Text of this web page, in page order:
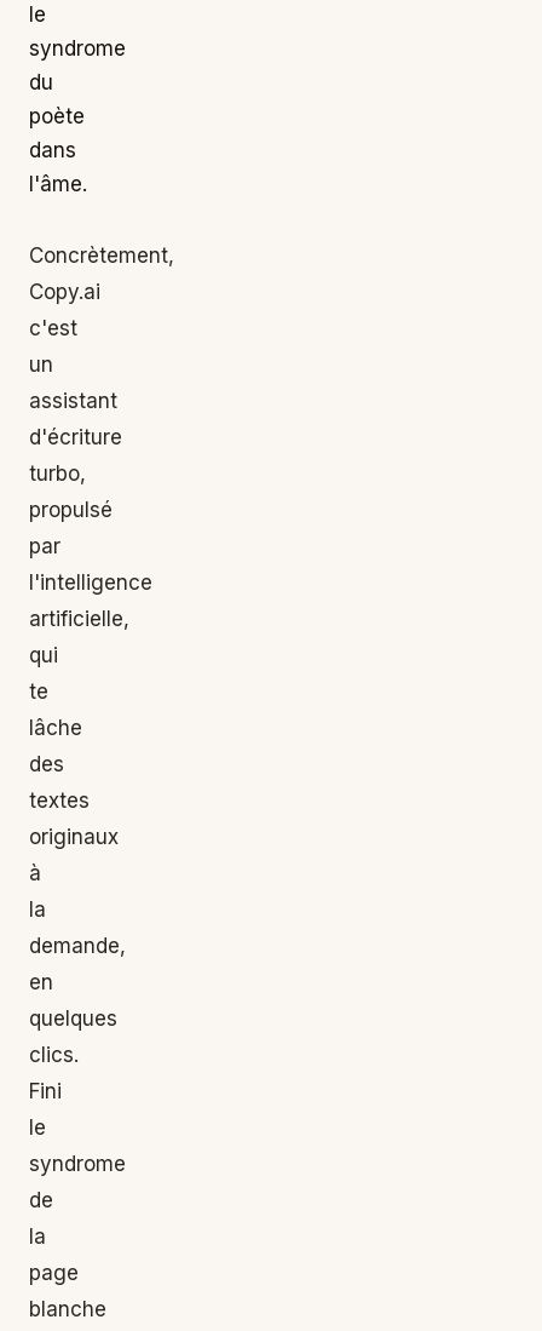
le
syndrome
du
poète
dans
l'âme.
Concrètement,
Copy.ai
c'est
un
assistant
d'écriture
turbo,
propulsé
par
l'intelligence
artificielle,
qui
te
lâche
des
textes
originaux
à
la
demande,
en
quelques
clics.
Fini
le
syndrome
de
la
page
blanche